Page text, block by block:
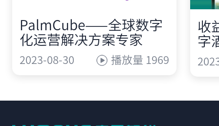
PalmCube——全球数字
化运营解决方案专家
2023-08-30 播放量 1969
收
字